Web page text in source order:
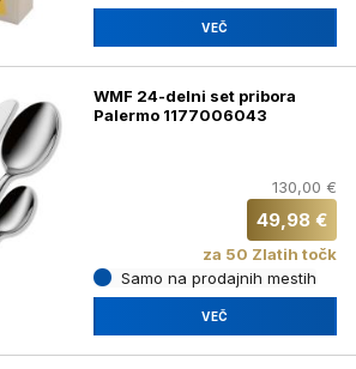
VEČ
WMF 24-delni set pribora
Palermo 1177006043
130,00 €
49,98 €
za 50 Zlatih točk
Samo na prodajnih mestih
VEČ